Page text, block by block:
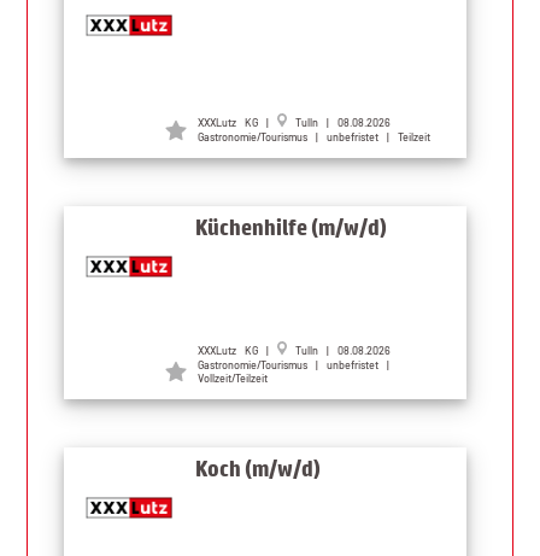
XXXLutz KG |
Tulln | 08.08.2026
Gastronomie/Tourismus | unbefristet | Teilzeit
Küchenhilfe (m/w/d)
XXXLutz KG |
Tulln | 08.08.2026
Gastronomie/Tourismus | unbefristet |
Vollzeit/Teilzeit
Koch (m/w/d)